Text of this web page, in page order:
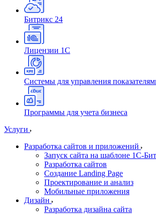
Битрикс 24
Лицензии 1С
Системы для управления
Программы для учета бизнеса
Услуги
Разработка сайтов и приложений
Запуск сайта на шаблоне 1С-
Разработка сайтов
Создание Landing Page
Проектирование и анализ
Мобильные приложения
Дизайн
Разработка дизайна сайта